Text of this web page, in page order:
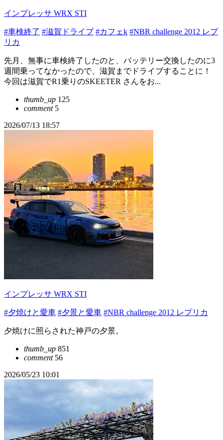
インプレッサ WRX STI
#車検終了 #滋賀ドライブ #カフェk #NBR challenge 2012 レプ
リカ
先月、無事に車検終了したのと、バッテリー交換したのに3
週間乗ってなかったので、滋賀までドライブすることに！
今回は滋賀でR1乗りのSKEETER さんをお...
thumb_up 125
comment5
2026/07/13 18:57
インプレッサ WRX STI
#夕焼けと愛車 #夕景と愛車 #NBR challenge 2012 レプリカ
夕焼けに照らされた神戸の夕景。
thumb_up 851
comment56
2026/05/23 10:01